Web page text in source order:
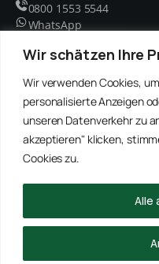
Wir schätzen Ihre
Wir verwenden Cookies,
personalisierte Anzeigen
unseren Datenverkehr zu
akzeptieren" klicken,
Cookies zu.
Alle
0800 1553 5544
WhatsApp
Mo – Fr 8 – 18 Uhr
EMPFOHLENE PARTNER
WinRei24 Dienstleistungen
Winterdienst Niedersachsen
Winterdienst Hansa
© 2026